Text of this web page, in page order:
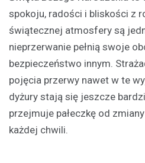
spokoju, radości i bliskości z
świątecznej atmosfery są
nieprzerwanie pełnią swoje
bezpieczeństwo innym.
pojęcia przerwy nawet w te
dyżury stają się jeszcze
przejmuje pałeczkę od
każdej chwili.